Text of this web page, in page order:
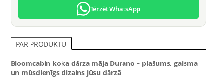
Tērzēt WhatsApp
PAR PRODUKTU
Bloomcabin koka dārza māja Durano – plašums, gaisma
un mūsdienīgs dizains jūsu dārzā